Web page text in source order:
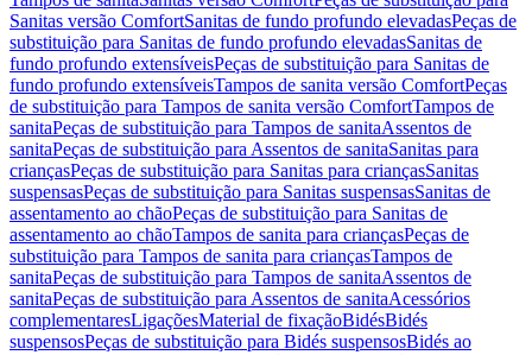
Sanitas versão ComfortSanitas de fundo profundo elevadasPeças de
substituição para Sanitas de fundo profundo elevadasSanitas de
fundo profundo extensíveisPeças de substituição para Sanitas de
fundo profundo extensíveisTampos de sanita versão ComfortPeças
de substituição para Tampos de sanita versão ComfortTampos de
sanitaPeças de substituição para Tampos de sanitaAssentos de
sanitaPeças de substituição para Assentos de sanitaSanitas para
criançasPeças de substituição para Sanitas para criançasSanitas
suspensasPeças de substituição para Sanitas suspensasSanitas de
assentamento ao chãoPeças de substituição para Sanitas de
assentamento ao chãoTampos de sanita para criançasPeças de
substituição para Tampos de sanita para criançasTampos de
sanitaPeças de substituição para Tampos de sanitaAssentos de
sanitaPeças de substituição para Assentos de sanitaAcessórios
complementaresLigaçõesMaterial de fixaçãoBidésBidés
suspensosPeças de substituição para Bidés suspensosBidés ao